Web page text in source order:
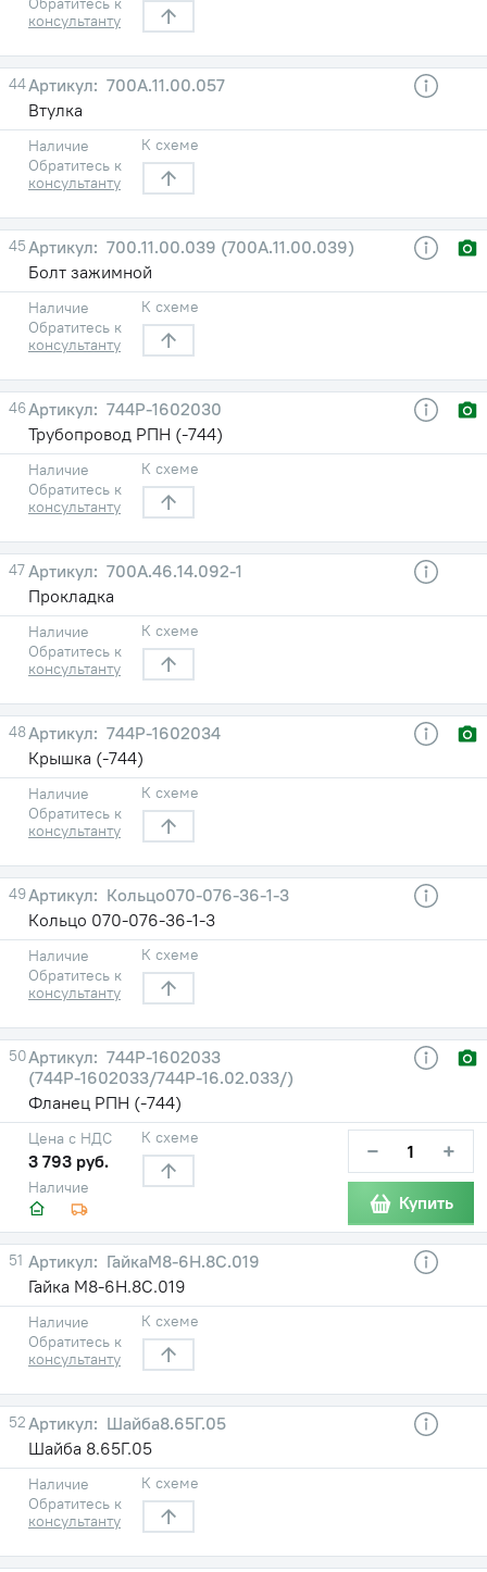
консультанту
44
700А.11.00.057
Втулка
Наличие
Обратитесь к
консультанту
К схеме
45
700.11.00.039 (700А.11.00.039)
Болт зажимной
Наличие
Обратитесь к
консультанту
К схеме
46
744Р-1602030
Трубопровод РПН (-744)
Наличие
Обратитесь к
консультанту
К схеме
47
700А.46.14.092-1
Прокладка
Наличие
Обратитесь к
консультанту
К схеме
48
744Р-1602034
Крышка (-744)
Наличие
Обратитесь к
консультанту
К схеме
49
Кольцо070-076-36-1-3
Кольцо 070-076-36-1-3
Наличие
Обратитесь к
консультанту
К схеме
50
744Р-1602033
(744Р-1602033/744Р-16.02.033/)
Фланец РПН (-744)
Наличие
Цена с НДС
3 793 руб.
К схеме − +
Купить
51
ГайкаМ8-6Н.8С.019
Гайка М8-6Н.8С.019
Наличие
Обратитесь к
консультанту
К схеме
52
Шайба8.65Г.05
Шайба 8.65Г.05
Наличие
Обратитесь к
консультанту
К схеме